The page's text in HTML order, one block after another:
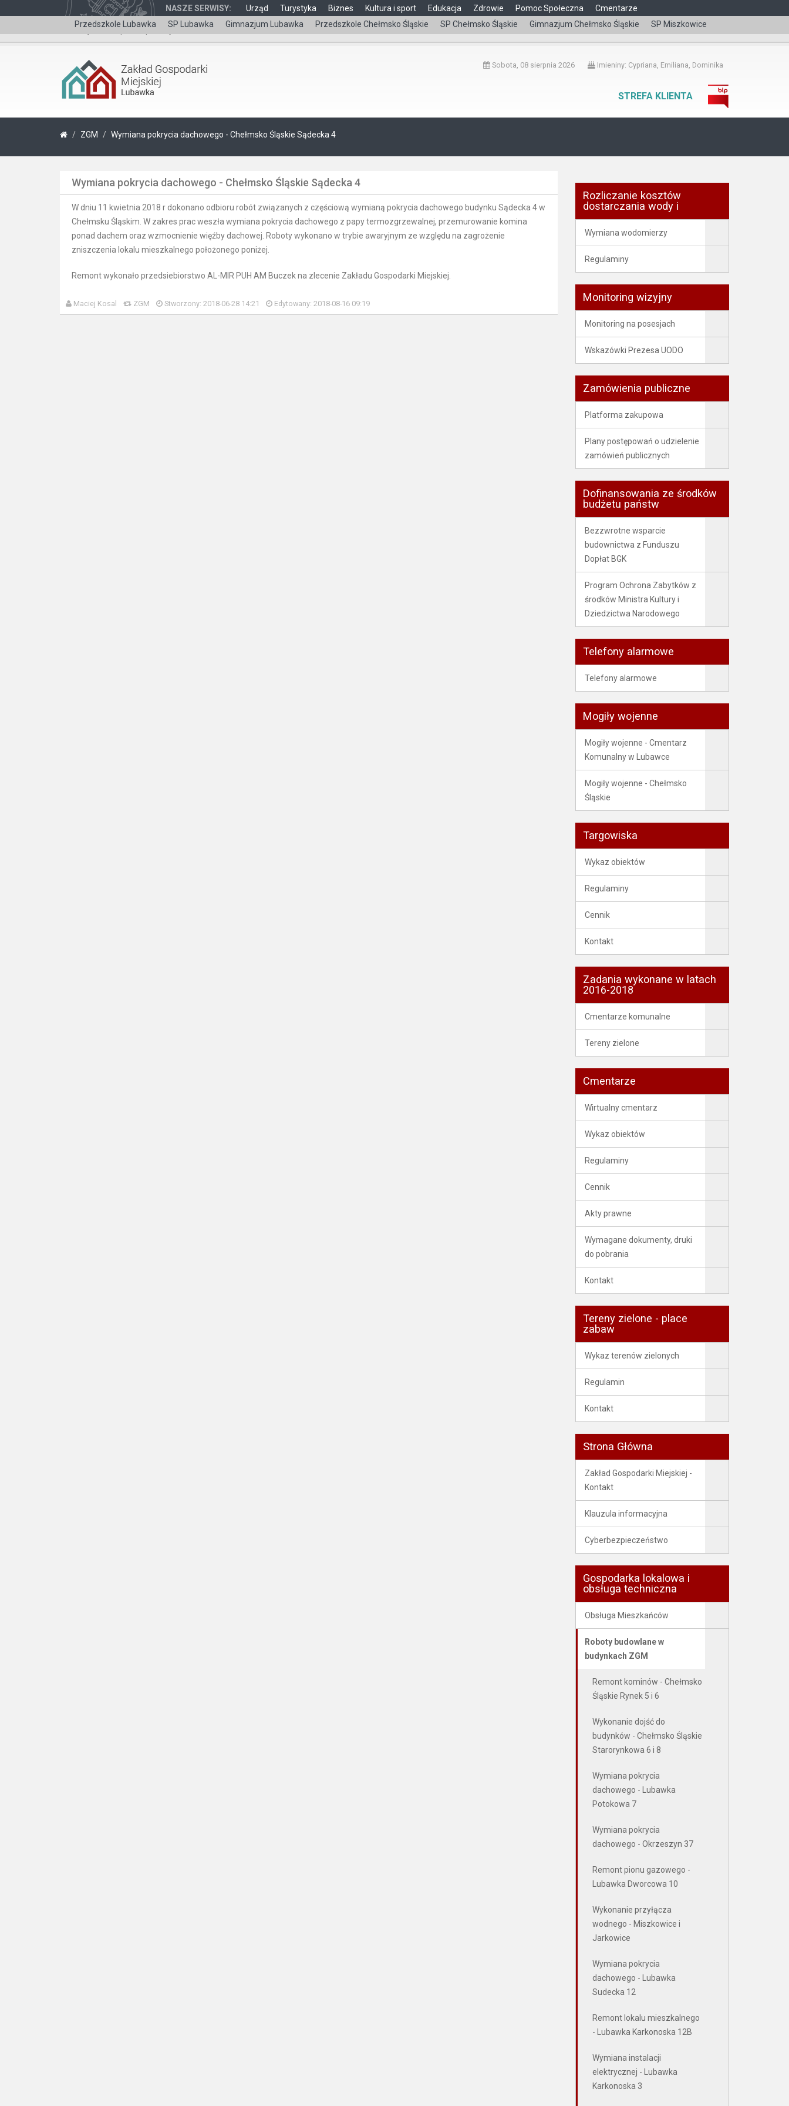
NASZE SERWISY: Urząd Turystyka Biznes Kultura i sport
Edukacja
Przedszkole Lubawka
SP Lubawka Gimnazjum Lubawka Przedszkole Chełmsko Śląskie SP Chełmsko Śląskie Gimnazjum Chełmsko Śląskie SP Miszkowice
Zdrowie Pomoc Społeczna Cmentarze
Wersja dla niepełnosprawnych čeština
Sobota, 08 sierpnia 2026 Imieniny: Cypriana, Emiliana, Dominika
STREFA KLIENTA
ZGM Wymiana pokrycia dachowego - Chełmsko Śląskie Sądecka 4
Wymiana pokrycia dachowego - Chełmsko Śląskie Sądecka 4
W dniu 11 kwietnia 2018 r dokonano odbioru robót związanych z częściową wymianą pokrycia dachowego budynku Sądecka 4 w
Chełmsku Śląskim. W zakres prac weszła wymiana pokrycia dachowego z papy termozgrzewalnej, przemurowanie komina
ponad dachem oraz wzmocnienie więźby dachowej. Roboty wykonano w trybie awaryjnym ze względu na zagrożenie
zniszczenia lokalu mieszkalnego położonego poniżej.
Remont wykonało przedsiebiorstwo AL-MIR PUH AM Buczek na zlecenie Zakładu Gospodarki Miejskiej.
Maciej Kosal ZGM Stworzony: 2018-06-28 14:21 Edytowany: 2018-08-16 09:19
Rozliczanie kosztów
dostarczania wody i
Wymiana wodomierzy
Regulaminy
Monitoring wizyjny
Monitoring na posesjach
Wskazówki Prezesa UODO
Zamówienia publiczne
Platforma zakupowa
Plany postępowań o udzielenie
zamówień publicznych
Dofinansowania ze środków
budżetu państw
Bezzwrotne wsparcie
budownictwa z Funduszu
Dopłat BGK
Program Ochrona Zabytków z
środków Ministra Kultury i
Dziedzictwa Narodowego
Telefony alarmowe
Telefony alarmowe
Mogiły wojenne
Mogiły wojenne - Cmentarz
Komunalny w Lubawce
Mogiły wojenne - Chełmsko
Śląskie
Targowiska
Wykaz obiektów
Regulaminy
Cennik
Kontakt
Zadania wykonane w latach
2016-2018
Cmentarze komunalne
Tereny zielone
Cmentarze
Wirtualny cmentarz
Wykaz obiektów
Regulaminy
Cennik
Akty prawne
Wymagane dokumenty, druki
do pobrania
Kontakt
Tereny zielone - place
zabaw
Wykaz terenów zielonych
Regulamin
Kontakt
Strona Główna
Zakład Gospodarki Miejskiej -
Kontakt
Klauzula informacyjna
Cyberbezpieczeństwo
Gospodarka lokalowa i
obsługa techniczna
Obsługa Mieszkańców
Roboty budowlane w
budynkach ZGM
Remont kominów - Chełmsko
Śląskie Rynek 5 i 6
Wykonanie dojść do
budynków - Chełmsko Śląskie
Starorynkowa 6 i 8
Wymiana pokrycia
dachowego - Lubawka
Potokowa 7
Wymiana pokrycia
dachowego - Okrzeszyn 37
Remont pionu gazowego -
Lubawka Dworcowa 10
Wykonanie przyłącza
wodnego - Miszkowice i
Jarkowice
Wymiana pokrycia
dachowego - Lubawka
Sudecka 12
Remont lokalu mieszkalnego
- Lubawka Karkonoska 12B
Wymiana instalacji
elektrycznej - Lubawka
Karkonoska 3